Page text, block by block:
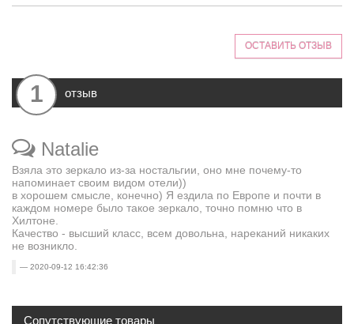
ОСТАВИТЬ ОТЗЫВ
1 отзыв
Natalie
Взяла это зеркало из-за ностальгии, оно мне почему-то
напоминает своим видом отели))
в хорошем смысле, конечно) Я ездила по Европе и почти в
каждом номере было такое зеркало, точно помню что в
Хилтоне.
Качество - высший класс, всем довольна, нареканий никаких
не возникло.
2020-09-12 16:42:36
Сопутствующие товары